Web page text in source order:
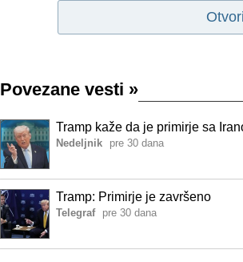
Povezane vesti »
Tramp kaže da je primirje sa
Nedeljnik pre 30 dana
Tramp: Primirje je završeno
Telegraf pre 30 dana